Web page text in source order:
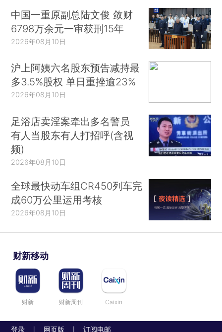
中国一重原副总陆文俊 敛财
6798万余元一审获刑15年
2026年08月10日
沪上阿姨六名股东预告减持最
多3.5%股权 单日重挫逾23%
2026年08月10日
足浴店卖淫案牵出多名警员
有人当股东有人打招呼(含视
频)
2026年08月10日
全球最快动车组CR450列车完
成60万公里运用考核
2026年08月10日
财新移动
财新 财新周刊 Caixin
登录 网页版 订阅电邮